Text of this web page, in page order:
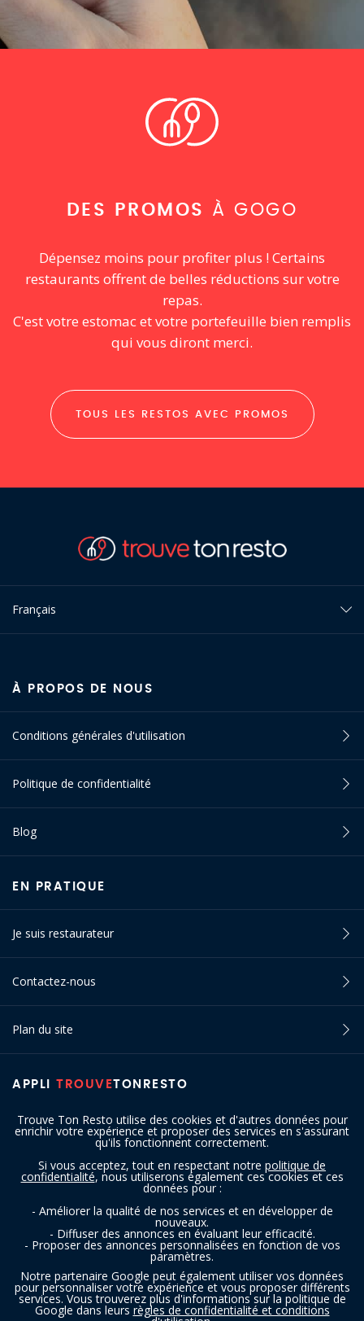
DES PROMOS À GOGO
Dépensez moins pour profiter plus ! Certains
restaurants offrent de belles réductions sur votre
repas.
C'est votre estomac et votre portefeuille bien remplis
qui vous diront merci.
TOUS LES RESTOS AVEC PROMOS
Trouve Ton Resto utilise des cookies et d'autres données pour
enrichir votre expérience et proposer des services en s'assurant
qu'ils fonctionnent correctement.
Si vous acceptez, tout en respectant notre politique de
confidentialité, nous utiliserons également ces cookies et ces
données pour :
- Améliorer la qualité de nos services et en développer de
nouveaux.
- Diffuser des annonces en évaluant leur efficacité.
- Proposer des annonces personnalisées en fonction de vos
paramètres.
Notre partenaire Google peut également utiliser vos données
pour personnaliser votre expérience et vous proposer différents
services. Vous trouverez plus d'informations sur la politique de
Google dans leurs règles de confidentialité et conditions
Français
APPLI TROUVETONRESTO
À PROPOS DE NOUS
Conditions générales d'utilisation
Politique de confidentialité
Blog
EN PRATIQUE
Je suis restaurateur
Contactez-nous
Plan du site
SUIVEZ-NOUS
Copyright © 2016 - 2026 trouvetonresto.be ‐ Tous droits réservés | JDC